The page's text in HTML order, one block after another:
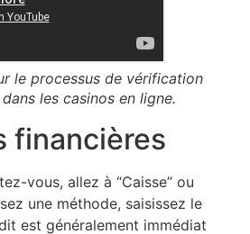
le processus de vérification
les casinos en ligne.
financières
vous, allez à “Caisse” ou
une méthode, saisissez le
est généralement immédiat